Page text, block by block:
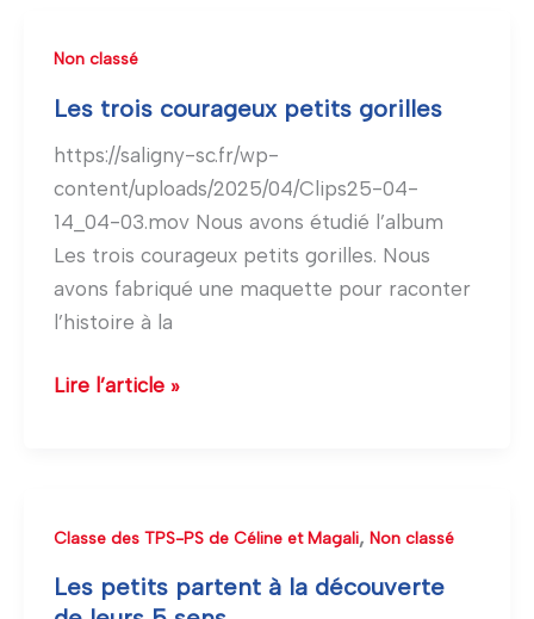
Non classé
Les trois courageux petits gorilles
https://saligny-sc.fr/wp-
content/uploads/2025/04/Clips25-04-
14_04-03.mov Nous avons étudié l’album
Les trois courageux petits gorilles. Nous
avons fabriqué une maquette pour raconter
l’histoire à la
Les
courageux
petits
gorilles
Lire l’article »
Classe des TPS-PS de Céline et Magali,Non classé
Les petits partent à la découverte
Les
partent